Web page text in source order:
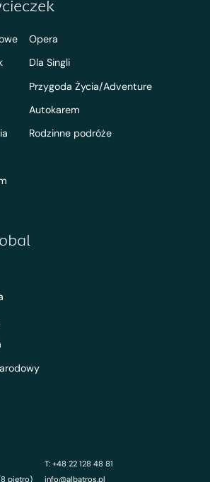
piętro)
T: +48 22 128 48 81
info@albatros.pl
Opera
Dla Singli
Przygoda Życia/Adventure
Autokarem
Rodzinne podróże